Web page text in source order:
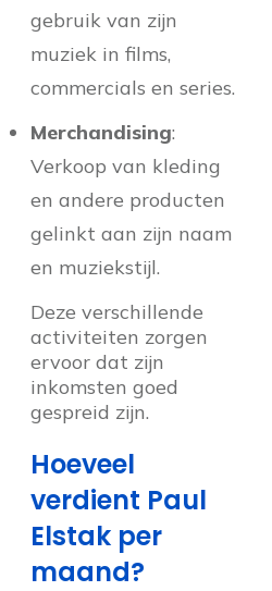
gebruik van zijn
muziek in films,
commercials en series.
Merchandising:
Verkoop van kleding
en andere producten
gelinkt aan zijn naam
en muziekstijl.
Deze verschillende
activiteiten zorgen
ervoor dat zijn
inkomsten goed
gespreid zijn.
Hoeveel
verdient Paul
Elstak per
maand?